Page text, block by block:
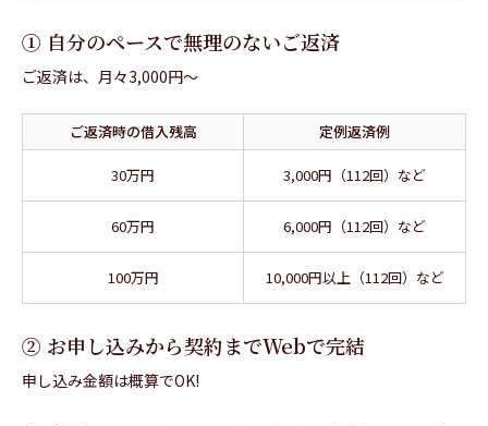
① 自分のペースで無理のないご返済
ご返済は、月々3,000円～
ご返済時の借入残高 定例返済例
30万円 3,000円（112回）など
60万円 6,000円（112回）など
100万円 10,000円以上（112回）など
② お申し込みから契約までWebで完結
申し込み金額は概算でOK!